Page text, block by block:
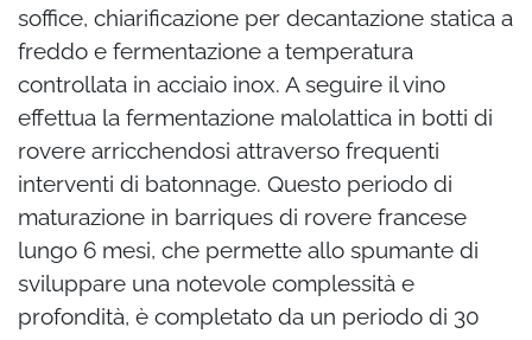
soffice, chiarificazione per decantazione statica a
freddo e fermentazione a temperatura
controllata in acciaio inox. A seguire il vino
effettua la fermentazione malolattica in botti di
rovere arricchendosi attraverso frequenti
interventi di batonnage. Questo periodo di
maturazione in barriques di rovere francese
lungo 6 mesi, che permette allo spumante di
sviluppare una notevole complessità e
profondità, è completato da un periodo di 30